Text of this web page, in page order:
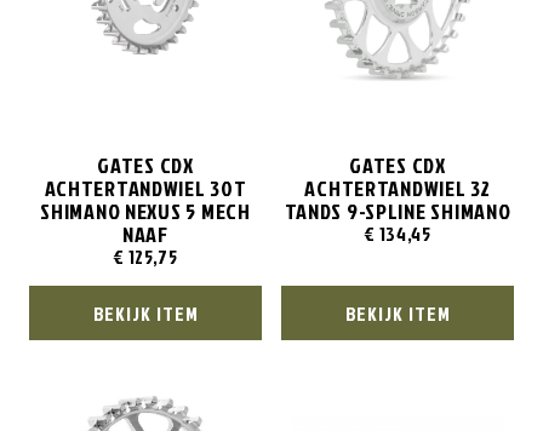
GATES CDX
ACHTERTANDWIEL 30T
SHIMANO NEXUS 5 MECH
NAAF
€ 125,75
BEKIJK ITEM
GATES CDX
ACHTERTANDWIEL 32
TANDS 9-SPLINE SHIMANO
€ 134,45
BEKIJK ITEM